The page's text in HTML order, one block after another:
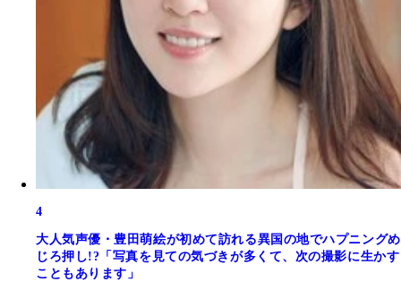
4
大人気声優・豊田萌絵が初めて訪れる異国の地でハプニングめ
じろ押し!?「写真を見ての気づきが多くて、次の撮影に生かす
こともあります」